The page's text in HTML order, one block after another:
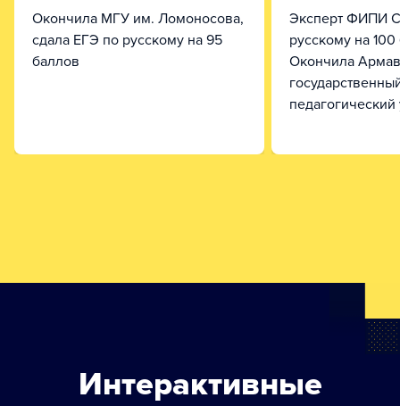
Окончила МГУ им. Ломоносова,
сдала ЕГЭ по русскому на 95
баллов
Эксперт ФИПИ
русскому на
Окончила
педагогический
Интерактивные